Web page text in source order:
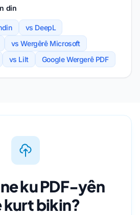
din
vs DeepL
vs Wergêrê Microsoft
vs Lilt Google Wergerê PDF
ku PDF-yên
kurt bikin?